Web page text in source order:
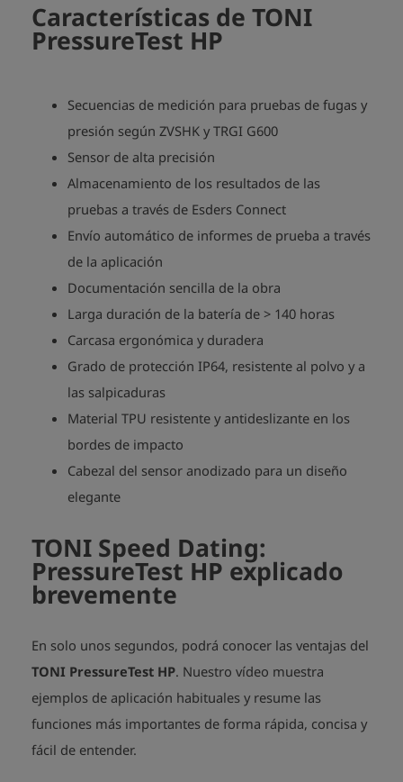
Características de TONI
PressureTest HP
Secuencias de medición para pruebas de fugas y
presión según ZVSHK y TRGI G600
Sensor de alta precisión
Almacenamiento de los resultados de las
pruebas a través de Esders Connect
Envío automático de informes de prueba a través
de la aplicación
Documentación sencilla de la obra
Larga duración de la batería de > 140 horas
Carcasa ergonómica y duradera
Grado de protección IP64, resistente al polvo y a
las salpicaduras
Material TPU resistente y antideslizante en los
bordes de impacto
Cabezal del sensor anodizado para un diseño
elegante
TONI Speed Dating:
PressureTest HP explicado
brevemente
En solo unos segundos, podrá conocer las ventajas del
TONI PressureTest HP. Nuestro vídeo muestra
ejemplos de aplicación habituales y resume las
funciones más importantes de forma rápida, concisa y
fácil de entender.